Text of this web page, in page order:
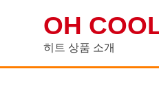
OH
히트 상품 소개